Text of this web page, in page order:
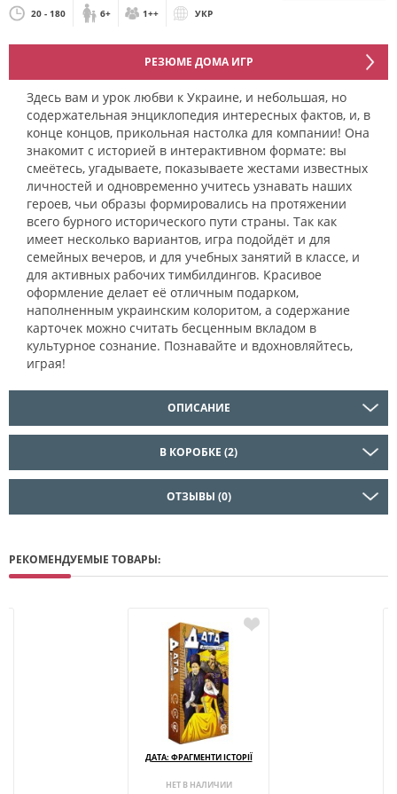
20 - 180 6+ 1++ УКР
РЕЗЮМЕ ДОМА ИГР
Здесь вам и урок любви к Украине, и небольшая, но
содержательная энциклопедия интересных фактов, и, в
конце концов, прикольная настолка для компании! Она
знакомит с историей в интерактивном формате: вы
смеётесь, угадываете, показываете жестами известных
личностей и одновременно учитесь узнавать наших
героев, чьи образы формировались на протяжении
всего бурного исторического пути страны. Так как
имеет несколько вариантов, игра подойдёт и для
семейных вечеров, и для учебных занятий в классе, и
для активных рабочих тимбилдингов. Красивое
оформление делает её отличным подарком,
наполненным украинским колоритом, а содержание
карточек можно считать бесценным вкладом в
культурное сознание. Познавайте и вдохновляйтесь,
играя!
ОПИСАНИЕ
В КОРОБКЕ (2)
ОТЗЫВЫ (0)
РЕКОМЕНДУЕМЫЕ ТОВАРЫ:
ДАТА: ФРАГМЕНТИ ІСТОРІЇ
НЕТ В НАЛИЧИИ